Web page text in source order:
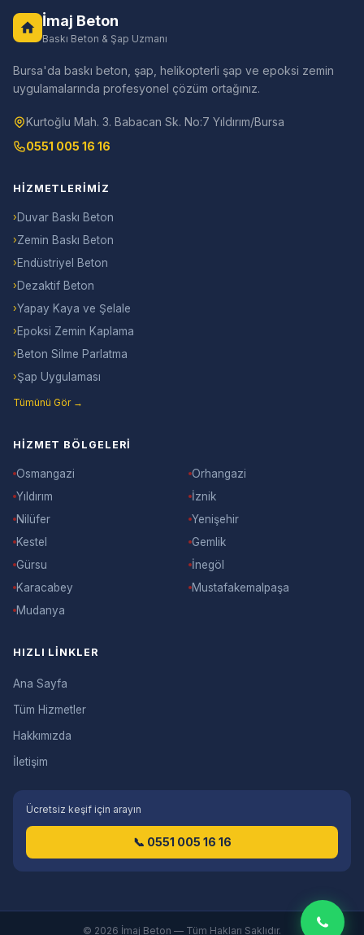
İmaj Beton
Baskı Beton & Şap Uzmanı
Bursa'da baskı beton, şap, helikopterli şap ve epoksi zemin
uygulamalarında profesyonel çözüm ortağınız.
Kurtoğlu Mah. 3. Babacan Sk. No:7 Yıldırım/Bursa
0551 005 16 16
HIZMETLERIMIZ
› Duvar Baskı Beton
›Zemin Baskı Beton
› Endüstriyel Beton
› Dezaktif Beton
›Yapay Kaya ve Şelale
› Epoksi Zemin Kaplama
› Beton Silme Parlatma
›Şap Uygulaması
Tümünü Gör →
HIZMET BÖLGELERI
Osmangazi
Yıldırım
Nilüfer
Kestel
Gürsu
Karacabey
Mudanya
Orhangazi
İznik
Yenişehir
Gemlik
İnegöl
Mustafakemalpaşa
HIZLI LINKLER
Ana Sayfa
Tüm Hizmetler
Hakkımızda
İletişim
Ücretsiz keşif için arayın
📞 0551 005 16 16
© 2026 İmaj Beton — Tüm Hakları Saklıdır.